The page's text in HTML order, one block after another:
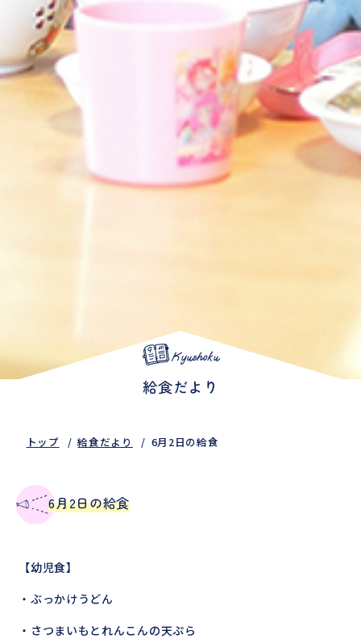
Kyushoku
給食だより
トップ 給食だより 6月2日の給食
6月2日の給食
【幼児食】
・ぶっかけうどん
・さつまいもとれんこんの天ぷら